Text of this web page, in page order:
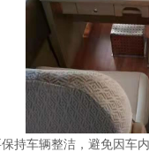
持车辆整洁，避免因车